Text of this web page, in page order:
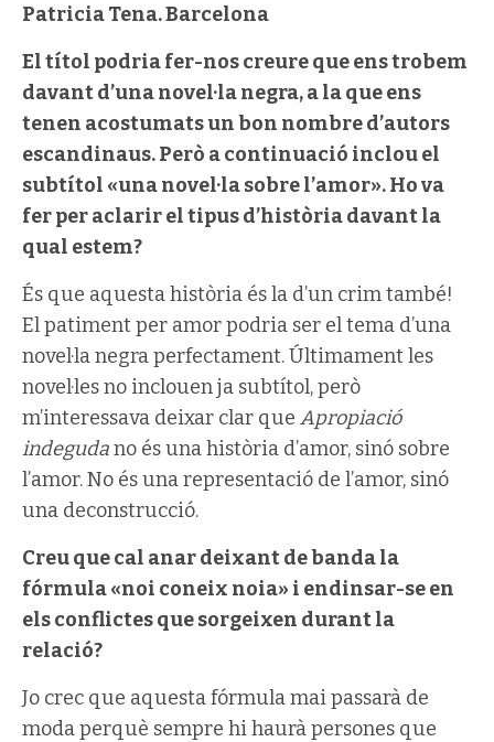
Patricia Tena. Barcelona
El títol podria fer-nos creure que ens trobem
davant d’una novel·la negra, a la que ens
tenen acostumats un bon nombre d’autors
escandinaus. Però a continuació inclou el
subtítol «una novel·la sobre l’amor». Ho va
fer per aclarir el tipus d’història davant la
qual estem?
És que aquesta història és la d’un crim també!
El patiment per amor podria ser el tema d’una
novel·la negra perfectament. Últimament les
novel·les no inclouen ja subtítol, però
m’interessava deixar clar que Apropiació
indegudano és una història d’amor, sinó sobre
l’amor. No és una representació de l’amor, sinó
una deconstrucció.
Creu que cal anar deixant de banda la
fórmula «noi coneix noia» i endinsar-se en
els conflictes que sorgeixen durant la
relació?
Jo crec que aquesta fórmula mai passarà de
moda perquè sempre hi haurà persones que